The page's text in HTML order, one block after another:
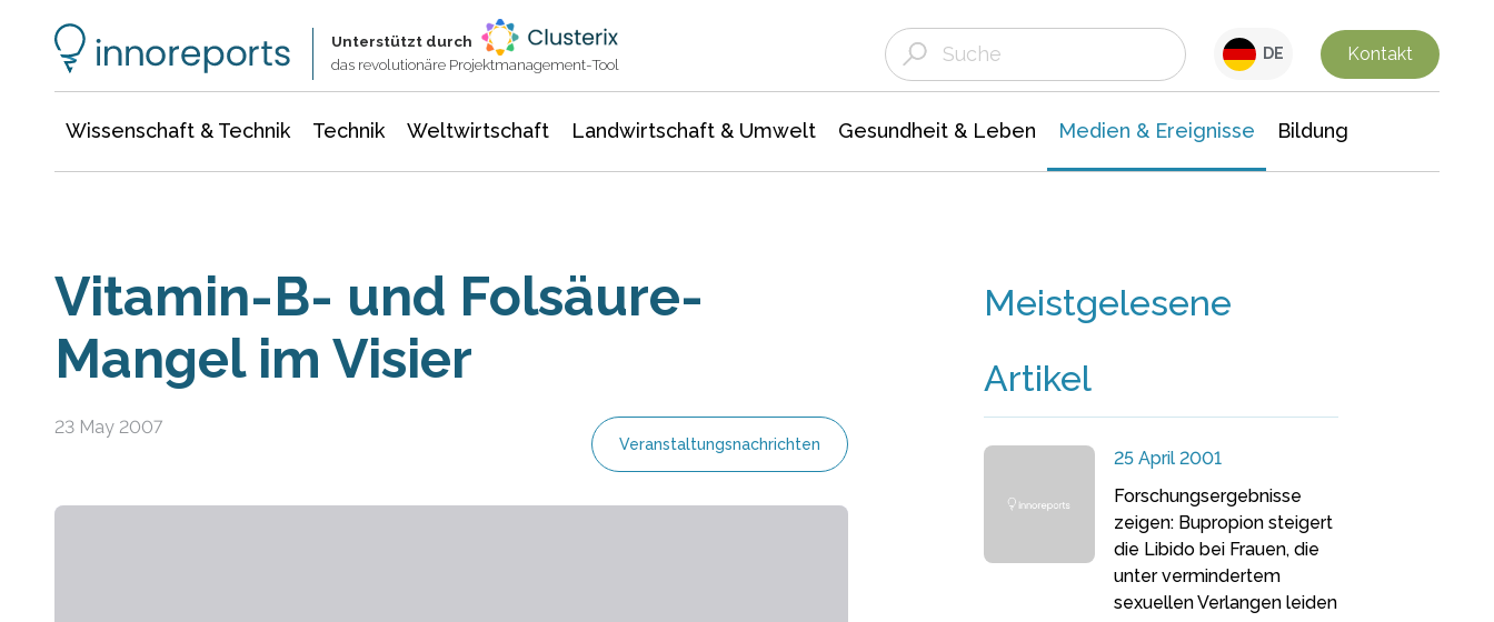
Unterstützt durch
das revolutionäre Projektmanagement-Tool
DE Kontakt
Wissenschaft & Technik Technik Weltwirtschaft Landwirtschaft & Umwelt Gesundheit & Leben Medien & Ereignisse Bildung
Vitamin-B- und Folsäure-
Mangel im Visier
23 May 2007
Veranstaltungsnachrichten
Meistgelesene
Artikel
25 April 2001
Forschungsergebnisse
zeigen: Bupropion steigert
die Libido bei Frauen, die
unter vermindertem
sexuellen Verlangen leiden